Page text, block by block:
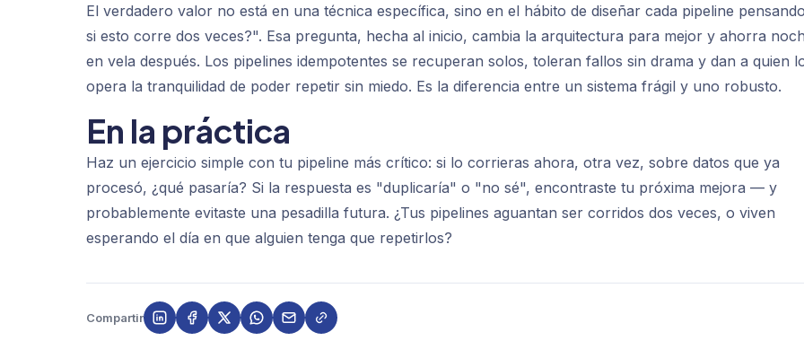
El verdadero valor no está en una técnica específica, sino en el hábito de diseñar cada pipeline
si esto corre dos veces?". Esa pregunta, hecha al inicio, cambia la arquitectura para mejor y ahorra
en vela después. Los pipelines idempotentes se recuperan solos, toleran fallos sin drama y dan a quien
opera la tranquilidad de poder repetir sin miedo. Es la diferencia entre un sistema frágil y uno robusto.
En la práctica
Haz un ejercicio simple con tu pipeline más crítico: si lo corrieras ahora, otra vez, sobre datos que ya
procesó, ¿qué pasaría? Si la respuesta es "duplicaría" o "no sé", encontraste tu próxima mejora — y
probablemente evitaste una pesadilla futura. ¿Tus pipelines aguantan ser corridos dos veces, o viven
esperando el día en que alguien tenga que repetirlos?
Compartir